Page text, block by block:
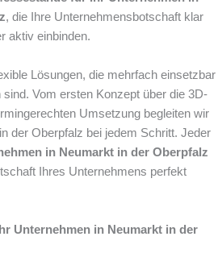
, die Ihre Unternehmensbotschaft klar
aktiv einbinden.
Lösungen, die mehrfach einsetzbar
Vom ersten Konzept über die 3D-
Umsetzung begleiten wir
der Oberpfalz bei jedem Schritt. Jeder
in Neumarkt in der Oberpfalz
Ihres Unternehmens perfekt
Unternehmen in Neumarkt in der